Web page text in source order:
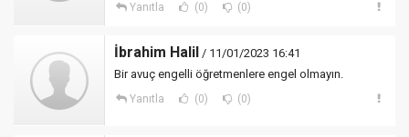
Yanıtla (0) (0)
İbrahim Halil / 11/01/2023 16:41
Bir avuç engelli öğretmenlere engel olmayın.
Yanıtla (0) (0)